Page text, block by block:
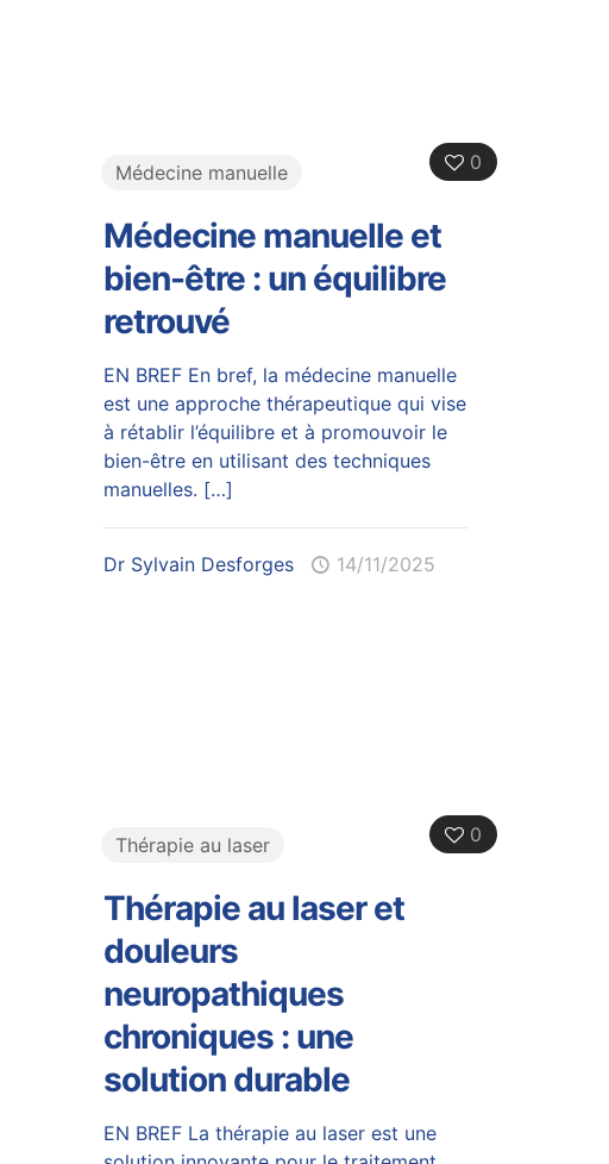
0
Médecine manuelle
Médecine manuelle et
bien-être : un équilibre
retrouvé
EN BREF En bref, la médecine manuelle
est une approche thérapeutique qui vise
à rétablir l’équilibre et à promouvoir le
bien-être en utilisant des techniques
manuelles. […]
Dr Sylvain Desforges 14/11/2025
0
Thérapie au laser
Thérapie au laser et
douleurs
neuropathiques
chroniques : une
solution durable
EN BREF La thérapie au laser est une